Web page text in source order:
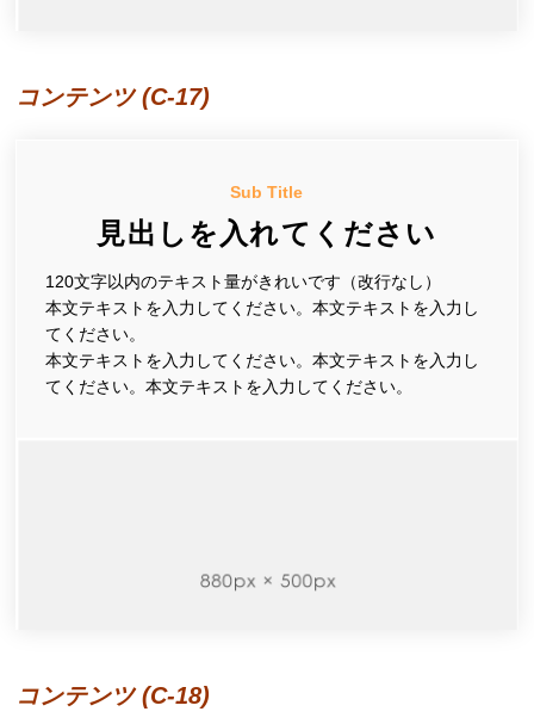
コンテンツ (C-17)
Sub Title
見出しを入れてください
120文字以内のテキスト量がきれいです（改行なし）
本文テキストを入力してください。本文テキストを入力し
てください。
本文テキストを入力してください。本文テキストを入力し
てください。本文テキストを入力してください。
コンテンツ (C-18)